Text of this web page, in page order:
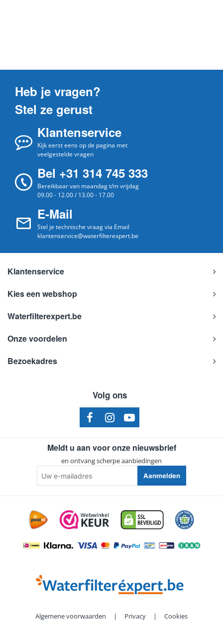
Heb je vragen?
Stel ze gerust
Klantenservice
Kijk eerst eens op de pagina met
veelgestelde vragen
Bel +31 314 745 333
Bereikbaar van maandag t/m vrijdag
09.00 - 12.00 / 13.00 - 17.00
E-Mail
Stel je technische vraag via Email
klantenservice@waterfilterexpert.be
Klantenservice
Kies een webshop
Waterfilterexpert.be
Onze voordelen
Bezoekadres
Volg ons
Meldt u aan voor onze nieuwsbrief
en ontvang scherpe aanbiedingen
e-
mailadres
Aanmelden
Algemene voorwaarden | Privacy | Cookies